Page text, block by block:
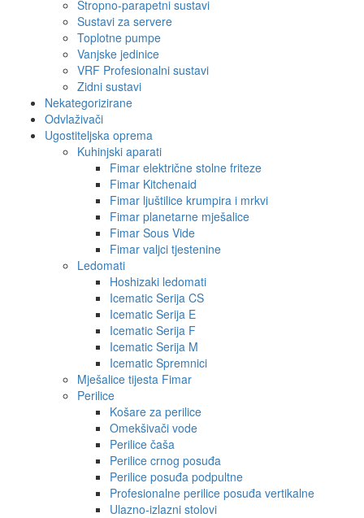
Stropno-parapetni sustavi
Sustavi za servere
Toplotne pumpe
Vanjske jedinice
VRF Profesionalni sustavi
Zidni sustavi
Nekategorizirane
Odvlaživači
Ugostiteljska oprema
Kuhinjski aparati
Fimar električne stolne friteze
Fimar Kitchenaid
Fimar ljuštilice krumpira i mrkvi
Fimar planetarne mješalice
Fimar Sous Vide
Fimar valjci tjestenine
Ledomati
Hoshizaki ledomati
Icematic Serija CS
Icematic Serija E
Icematic Serija F
Icematic Serija M
Icematic Spremnici
Mješalice tijesta Fimar
Perilice
Košare za perilice
Omekšivači vode
Perilice čaša
Perilice crnog posuđa
Perilice posuđa podpultne
Profesionalne perilice posuđa vertikalne
Ulazno-izlazni stolovi